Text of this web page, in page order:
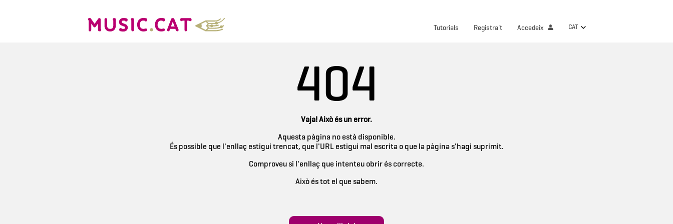
CAT
Tutorials Registra't Accedeix
404
Vaja! Això és un error.
Aquesta pàgina no està disponible.
És possible que l'enllaç estigui trencat, que l'URL estigui mal escrita o que la pàgina s'hagi suprimit.
Comproveu si l'enllaç que intenteu obrir és correcte.
Això és tot el que sabem.